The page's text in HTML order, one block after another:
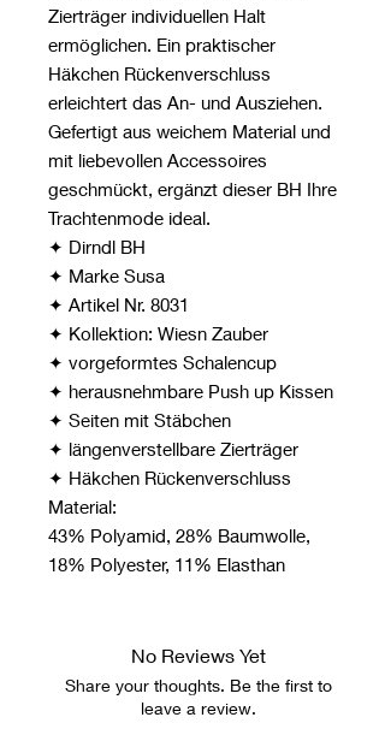
Zierträger individuellen Halt
ermöglichen. Ein praktischer
Häkchen Rückenverschluss
erleichtert das An- und Ausziehen.
Gefertigt aus weichem Material und
mit liebevollen Accessoires
geschmückt, ergänzt dieser BH Ihre
Trachtenmode ideal.
✦ Dirndl BH
✦ Marke Susa
✦ Artikel Nr. 8031
✦ Kollektion: Wiesn Zauber
✦ vorgeformtes Schalencup
✦ herausnehmbare Push up Kissen
✦ Seiten mit Stäbchen
✦ längenverstellbare Zierträger
✦ Häkchen Rückenverschluss
Material:
43% Polyamid, 28% Baumwolle,
18% Polyester, 11% Elasthan
No Reviews Yet
Share your thoughts. Be the first to
leave a review.